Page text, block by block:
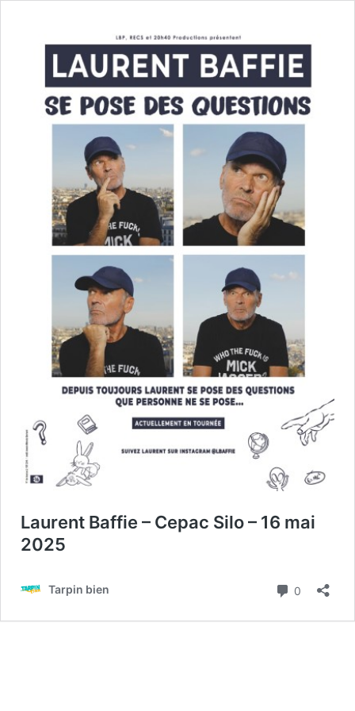
Laurent Baffie – Cepac Silo – 16 mai
2025
Tarpin bien 0